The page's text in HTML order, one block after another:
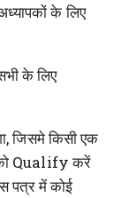
के लिए
के लिए
जिसमे किसी एक
को Qualify करें
पत्र में कोई